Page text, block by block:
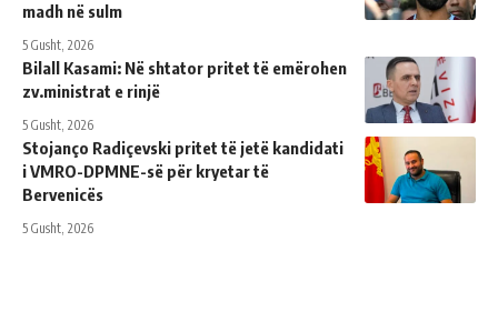
madh në sulm
5 Gusht, 2026
Bilall Kasami: Në shtator pritet të emërohen
zv.ministrat e rinjë
5 Gusht, 2026
Stojanço Radiçevski pritet të jetë kandidati
i VMRO-DPMNE-së për kryetar të
Bervenicës
5 Gusht, 2026